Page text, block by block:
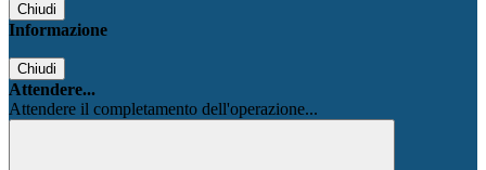
Chiudi
Informazione
Chiudi
Attendere...
Attendere il completamento dell'operazione...